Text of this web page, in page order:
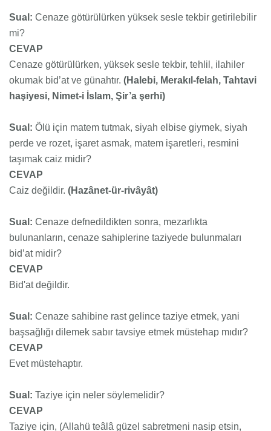
Sual: Cenaze götürülürken yüksek sesle tekbir getirilebilir
mi?
CEVAP
Cenaze götürülürken, yüksek sesle tekbir, tehlil, ilahiler
okumak bid’at ve günahtır. (Halebi, Merakıl-felah, Tahtavi
haşiyesi, Nimet-i İslam, Şir’a şerhi)
Sual: Ölü için matem tutmak, siyah elbise giymek, siyah
perde ve rozet, işaret asmak, matem işaretleri, resmini
taşımak caiz midir?
CEVAP
Caiz değildir. (Hazânet-ür-rivâyât)
Sual: Cenaze defnedildikten sonra, mezarlıkta
bulunanların, cenaze sahiplerine taziyede bulunmaları
bid’at midir?
CEVAP
Bid'at değildir.
Sual: Cenaze sahibine rast gelince taziye etmek, yani
başsağlığı dilemek sabır tavsiye etmek müstehap mıdır?
CEVAP
Evet müstehaptır.
Sual: Taziye için neler söylemelidir?
CEVAP
Taziye için, (Allahü teâlâ güzel sabretmeni nasip etsin,